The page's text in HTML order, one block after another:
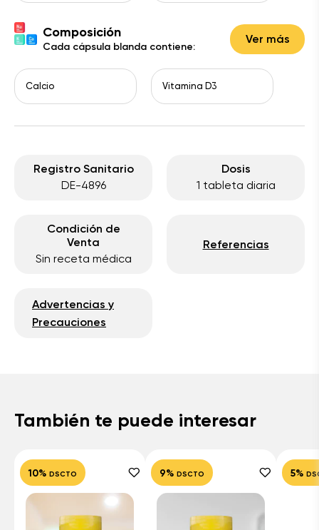
Composición
Cada cápsula blanda contiene:
Ver más
Calcio Vitamina D3
Registro Sanitario
DE-4896
Dosis
1 tableta diaria
Condición de
Venta
Sin receta médica
Referencias
Advertencias y
Precauciones
También te puede interesar
10% DSCTO 9% DSCTO 5%